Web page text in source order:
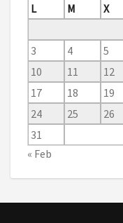
L
M X
3
4 5
10
11 12
17
18 19
24
25 26
31
« Feb